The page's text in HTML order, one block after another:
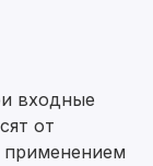
входные
от
применением